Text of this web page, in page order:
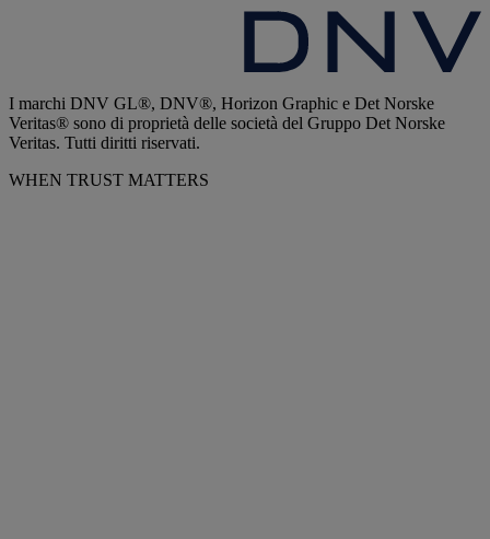
I marchi DNV GL®, DNV®, Horizon Graphic e Det Norske
Veritas® sono di proprietà delle società del Gruppo Det Norske
Veritas. Tutti diritti riservati.
WHEN TRUST MATTERS